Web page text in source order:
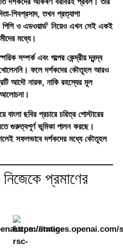
শিবপ্রসাদ, তখন প্রত্যাশা
পিশি ও এডওয়ার্ড’ নিয়েও এখন সেই একই
মধ্যে।
সম্পর্ক এবং গল্পের কেন্দ্রীয় দ্বন্দ্ব
খোলেননি। ফলে দর্শকদের কৌতূহল আরও
আদৌ নায়ক, নাকি রহস্যের মূল
বাংলা ছবির প্রচারে চরিত্র পোস্টারের
গুরুত্বপূর্ণ ভূমিকা পালন করছে।
সফলভাবে দর্শকদের মধ্যে কৌতূহল
প্রমাণের